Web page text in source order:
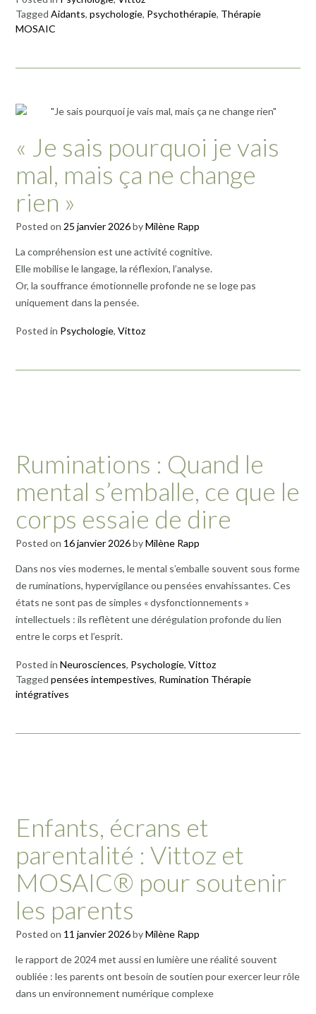
Tagged Aidants, psychologie, Psychothérapie, Thérapie
MOSAIC
« Je sais pourquoi je vais
mal, mais ça ne change
rien »
Posted on 25 janvier 2026byMilène Rapp
La compréhension est une activité cognitive.
Elle mobilise le langage, la réflexion, l’analyse.
Or, la souffrance émotionnelle profonde ne se loge pas
uniquement dans la pensée.
Posted in Psychologie, Vittoz
Ruminations : Quand le
mental s’emballe, ce que le
corps essaie de dire
Posted on 16 janvier 2026byMilène Rapp
Dans nos vies modernes, le mental s’emballe souvent sous forme
de ruminations, hypervigilance ou pensées envahissantes. Ces
états ne sont pas de simples « dysfonctionnements »
intellectuels : ils reflètent une dérégulation profonde du lien
entre le corps et l’esprit.
Posted in Neurosciences, Psychologie, Vittoz
Tagged pensées intempestives, Rumination Thérapie
intégratives
Enfants, écrans et
parentalité : Vittoz et
MOSAIC® pour soutenir
les parents
Posted on 11 janvier 2026byMilène Rapp
le rapport de 2024 met aussi en lumière une réalité souvent
oubliée : les parents ont besoin de soutien pour exercer leur rôle
dans un environnement numérique complexe